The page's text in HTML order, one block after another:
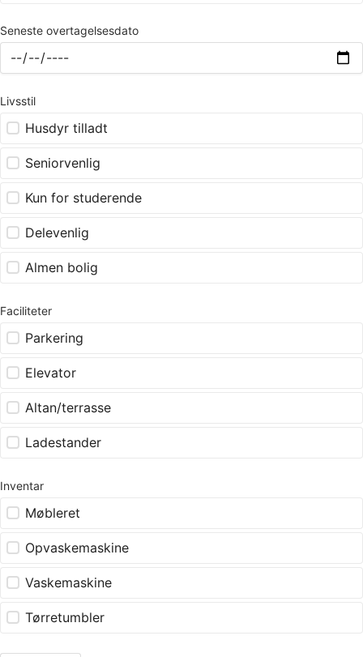
Seneste overtagelsesdato
Livsstil
Husdyr tilladt
Seniorvenlig
Kun for studerende
Delevenlig
Almen bolig
Faciliteter
Parkering
Elevator
Altan/terrasse
Ladestander
Inventar
Møbleret
Opvaskemaskine
Vaskemaskine
Tørretumbler